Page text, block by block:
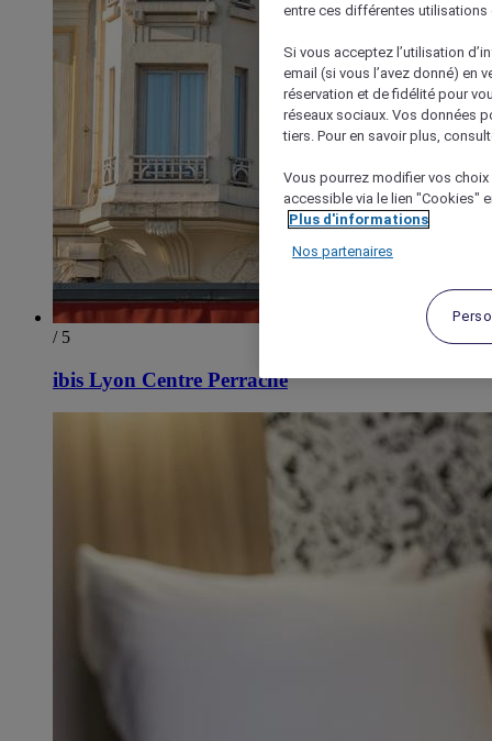
/ 5
ibis Lyon Centre Perrache
entre ces différentes utilisations
Si vous acceptez l’utilisation
email (si vous l’avez donné) en
réservation et de fidélité pour
réseaux sociaux. Vos données
tiers. Pour en savoir plus,
Vous pourrez modifier vos
accessible via le lien "Cookies"
Plus d'informations
Nos partenaires